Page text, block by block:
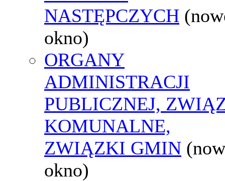
NASTĘPCZYCH
okno)
ORGANY
ADMINISTRACJI
PUBLICZNEJ,
KOMUNALNE,
ZWIĄZKI GMIN
okno)